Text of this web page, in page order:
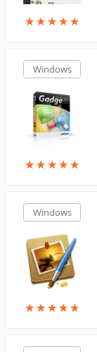
★★★★★
★★★★★
Windows
★★★★★
★★★★★
Windows
★★★★★
★★★★★